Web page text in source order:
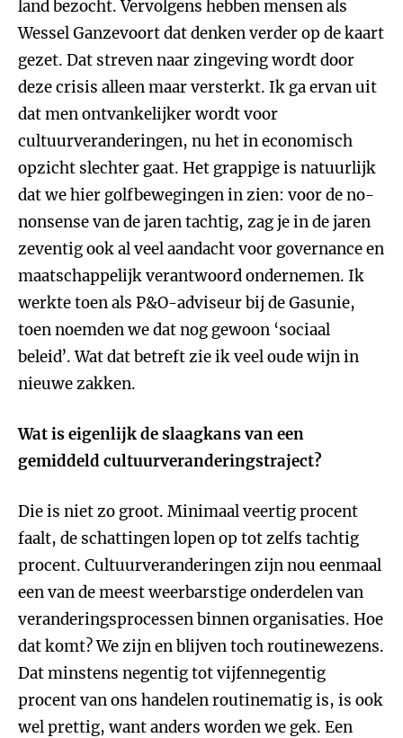
land bezocht. Vervolgens hebben mensen als
Wessel Ganzevoort dat denken verder op de kaart
gezet. Dat streven naar zingeving wordt door
deze crisis alleen maar versterkt. Ik ga ervan uit
dat men ontvankelijker wordt voor
cultuurveranderingen, nu het in economisch
opzicht slechter gaat. Het grappige is natuurlijk
dat we hier golfbewegingen in zien: voor de no-
nonsense van de jaren tachtig, zag je in de jaren
zeventig ook al veel aandacht voor governance en
maatschappelijk verantwoord ondernemen. Ik
werkte toen als P&O-adviseur bij de Gasunie,
toen noemden we dat nog gewoon ‘sociaal
beleid’. Wat dat betreft zie ik veel oude wijn in
nieuwe zakken.
Wat is eigenlijk de slaagkans van een
gemiddeld cultuurveranderingstraject?
Die is niet zo groot. Minimaal veertig procent
faalt, de schattingen lopen op tot zelfs tachtig
procent. Cultuurveranderingen zijn nou eenmaal
een van de meest weerbarstige onderdelen van
veranderingsprocessen binnen organisaties. Hoe
dat komt? We zijn en blijven toch routinewezens.
Dat minstens negentig tot vijfennegentig
procent van ons handelen routinematig is, is ook
wel prettig, want anders worden we gek. Een